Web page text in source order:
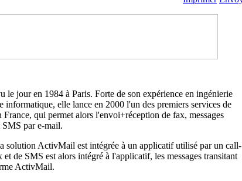
le jour en 1984 à Paris. Forte de son expérience en ingénierie
informatique, elle lance en 2000 l'un des premiers services de
France, qui permet alors l'envoi+réception de fax, messages
SMS par e-mail.
solution ActivMail est intégrée à un applicatif utilisé par un call-
de SMS est alors intégré à l'applicatif, les messages transitant
ActivMail.